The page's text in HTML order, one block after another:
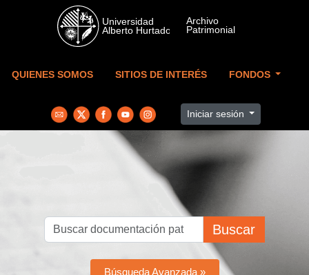
Skip to main content
QUIENES SOMOS SITIOS DE INTERÉS FONDOS
Iniciar sesión
Buscar
Búsqueda Avanzada »